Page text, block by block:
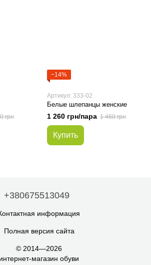
грн
−14%
Артикул: 333-02
Белые шлепанцы женские
1 260 грн/пара 1 460 грн
Купить
+380675513049
информация
Полная версия сайта
© 2014—2026
интернет-магазин обуви